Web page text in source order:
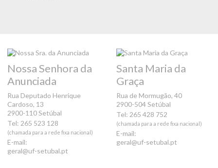
Nossa Senhora da
Anunciada
Rua Deputado Henrique
Cardoso, 13
2900-110 Setúbal
Tel: 265 523 128
(chamada para a rede fixa nacional)
E-mail:
geral@uf-setubal.pt
Santa Maria da
Graça
Rua de Mormugão, 40
2900-504 Setúbal
Tel: 265 428 752
(chamada para a rede fixa nacional)
E-mail:
geral@uf-setubal.pt